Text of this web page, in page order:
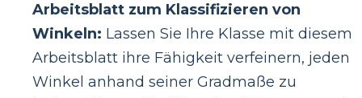
Arbeitsblatt zum Klassifizieren von
Winkeln: Lassen Sie Ihre Klasse mit diesem
Arbeitsblatt ihre Fähigkeit verfeinern, jeden
Winkel anhand seiner Gradmaße zu